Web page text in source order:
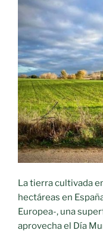
al
La tierra cultivada
hectáreas en
Europea-, una
aprovecha el Día